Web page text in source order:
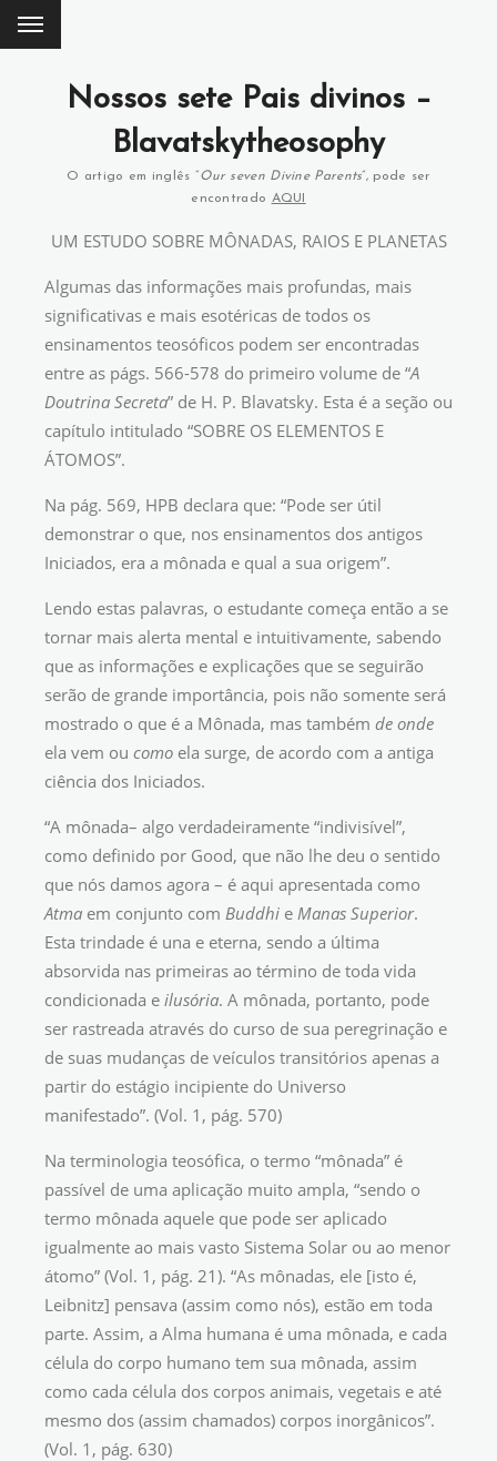
Nossos sete Pais divinos –
Blavatskytheosophy
O artigo em inglês “Our seven Divine Parents”, pode ser
encontrado AQUI
UM ESTUDO SOBRE MÔNADAS, RAIOS E PLANETAS
Algumas das informações mais profundas, mais
significativas e mais esotéricas de todos os
ensinamentos teosóficos podem ser encontradas
entre as págs. 566-578 do primeiro volume de “A
Doutrina Secreta” de H. P. Blavatsky. Esta é a seção ou
capítulo intitulado “SOBRE OS ELEMENTOS E
ÁTOMOS”.
Na pág. 569, HPB declara que: “Pode ser útil
demonstrar o que, nos ensinamentos dos antigos
Iniciados, era a mônada e qual a sua origem”.
Lendo estas palavras, o estudante começa então a se
tornar mais alerta mental e intuitivamente, sabendo
que as informações e explicações que se seguirão
serão de grande importância, pois não somente será
mostrado o que é a Mônada, mas também de onde
ela vem ou como ela surge, de acordo com a antiga
ciência dos Iniciados.
“A mônada– algo verdadeiramente “indivisível”,
como definido por Good, que não lhe deu o sentido
que nós damos agora – é aqui apresentada como
Atma em conjunto com Buddhi e Manas Superior.
Esta trindade é una e eterna, sendo a última
absorvida nas primeiras ao término de toda vida
condicionada e ilusória. A mônada, portanto, pode
ser rastreada através do curso de sua peregrinação e
de suas mudanças de veículos transitórios apenas a
partir do estágio incipiente do Universo
manifestado”. (Vol. 1, pág. 570)
Na terminologia teosófica, o termo “mônada” é
passível de uma aplicação muito ampla, “sendo o
termo mônada aquele que pode ser aplicado
igualmente ao mais vasto Sistema Solar ou ao menor
átomo” (Vol. 1, pág. 21). “As mônadas, ele [isto é,
Leibnitz] pensava (assim como nós), estão em toda
parte. Assim, a Alma humana é uma mônada, e cada
célula do corpo humano tem sua mônada, assim
como cada célula dos corpos animais, vegetais e até
mesmo dos (assim chamados) corpos inorgânicos”.
(Vol. 1, pág. 630)